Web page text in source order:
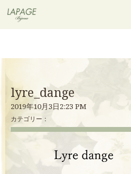
lyre_dange
2019年10月3日2:23 PM
カテゴリー：